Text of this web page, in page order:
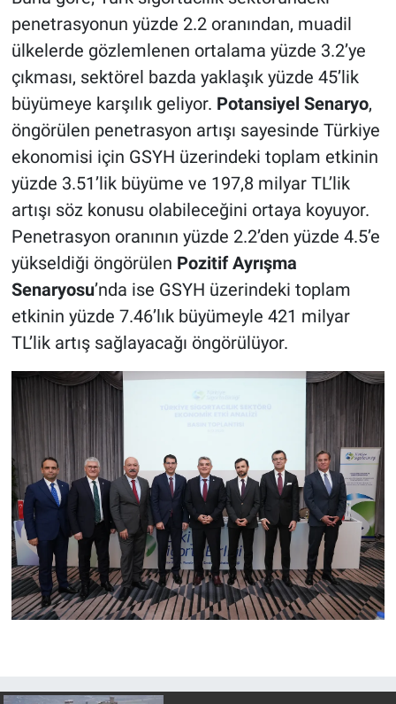
penetrasyonun yüzde 2.2 oranından, muadil
ülkelerde gözlemlenen ortalama yüzde 3.2’ye
çıkması, sektörel bazda yaklaşık yüzde 45’lik
büyümeye karşılık geliyor. Potansiyel Senaryo,
öngörülen penetrasyon artışı sayesinde Türkiye
ekonomisi için GSYH üzerindeki toplam etkinin
yüzde 3.51’lik büyüme ve 197,8 milyar TL’lik
artışı söz konusu olabileceğini ortaya koyuyor.
Penetrasyon oranının yüzde 2.2’den yüzde 4.5’e
yükseldiği öngörülen Pozitif Ayrışma
Senaryosu’nda ise GSYH üzerindeki toplam
etkinin yüzde 7.46’lık büyümeyle 421 milyar
TL’lik artış sağlayacağı öngörülüyor.